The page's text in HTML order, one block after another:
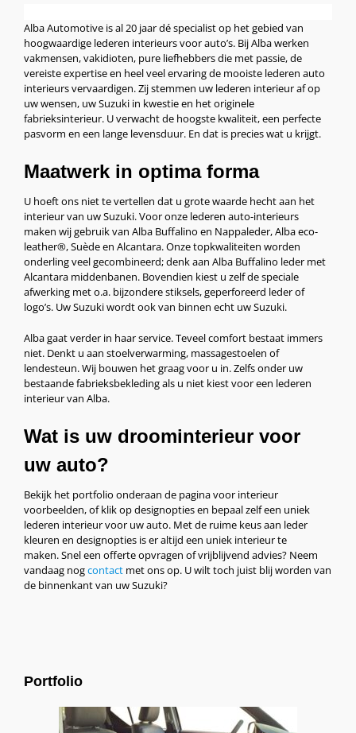
Alba Automotive is al 20 jaar dé specialist op het gebied van
hoogwaardige lederen interieurs voor auto’s. Bij Alba werken
vakmensen, vakidioten, pure liefhebbers die met passie, de
vereiste expertise en heel veel ervaring de mooiste lederen auto
interieurs vervaardigen. Zij stemmen uw lederen interieur af op
uw wensen, uw Suzuki in kwestie en het originele
fabrieksinterieur. U verwacht de hoogste kwaliteit, een perfecte
pasvorm en een lange levensduur. En dat is precies wat u krijgt.
Maatwerk in optima forma
U hoeft ons niet te vertellen dat u grote waarde hecht aan het
interieur van uw Suzuki. Voor onze lederen auto-interieurs
maken wij gebruik van Alba Buffalino en Nappaleder, Alba eco-
leather®, Suède en Alcantara. Onze topkwaliteiten worden
onderling veel gecombineerd; denk aan Alba Buffalino leder met
Alcantara middenbanen. Bovendien kiest u zelf de speciale
afwerking met o.a. bijzondere stiksels, geperforeerd leder of
logo’s. Uw Suzuki wordt ook van binnen echt uw Suzuki.
Alba gaat verder in haar service. Teveel comfort bestaat immers
niet. Denkt u aan stoelverwarming, massagestoelen of
lendesteun. Wij bouwen het graag voor u in. Zelfs onder uw
bestaande fabrieksbekleding als u niet kiest voor een lederen
interieur van Alba.
Wat is uw droominterieur voor
uw auto?
Bekijk het portfolio onderaan de pagina voor interieur
voorbeelden, of klik op designopties en bepaal zelf een uniek
lederen interieur voor uw auto. Met de ruime keus aan leder
kleuren en designopties is er altijd een uniek interieur te
maken. Snel een offerte opvragen of vrijblijvend advies? Neem
vandaag nogcontact met ons op. U wilt toch juist blij worden van
de binnenkant van uw Suzuki?
Portfolio